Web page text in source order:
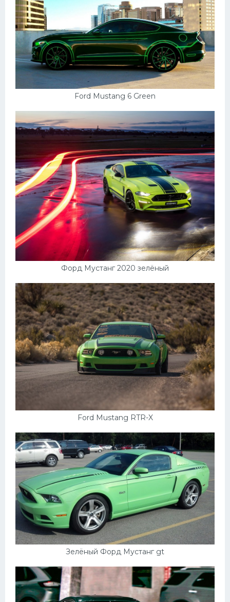
Ford Mustang 6 Green
Форд Мустанг 2020 зелёный
Ford Mustang RTR-X
Зелёный Форд Мустанг gt